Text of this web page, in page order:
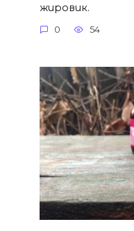
жuровuк.
0 54